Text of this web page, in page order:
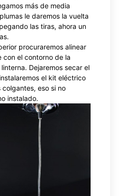
más de media
le daremos la vuelta
las tiras, ahora un
procuraremos alinear
con el contorno de la
Dejaremos secar el
el kit eléctrico
colgantes, eso si no
instalado.